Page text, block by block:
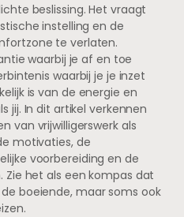
beslissing. Het vraagt
instelling en de
te verlaten.
waarbij je af en toe
waarbij je je inzet
is van de energie en
jij. In dit artikel verkennen
van vrijwilligerswerk als
motivaties, de
voorbereiding en de
Zie het als een kompas dat
boeiende, maar soms ook